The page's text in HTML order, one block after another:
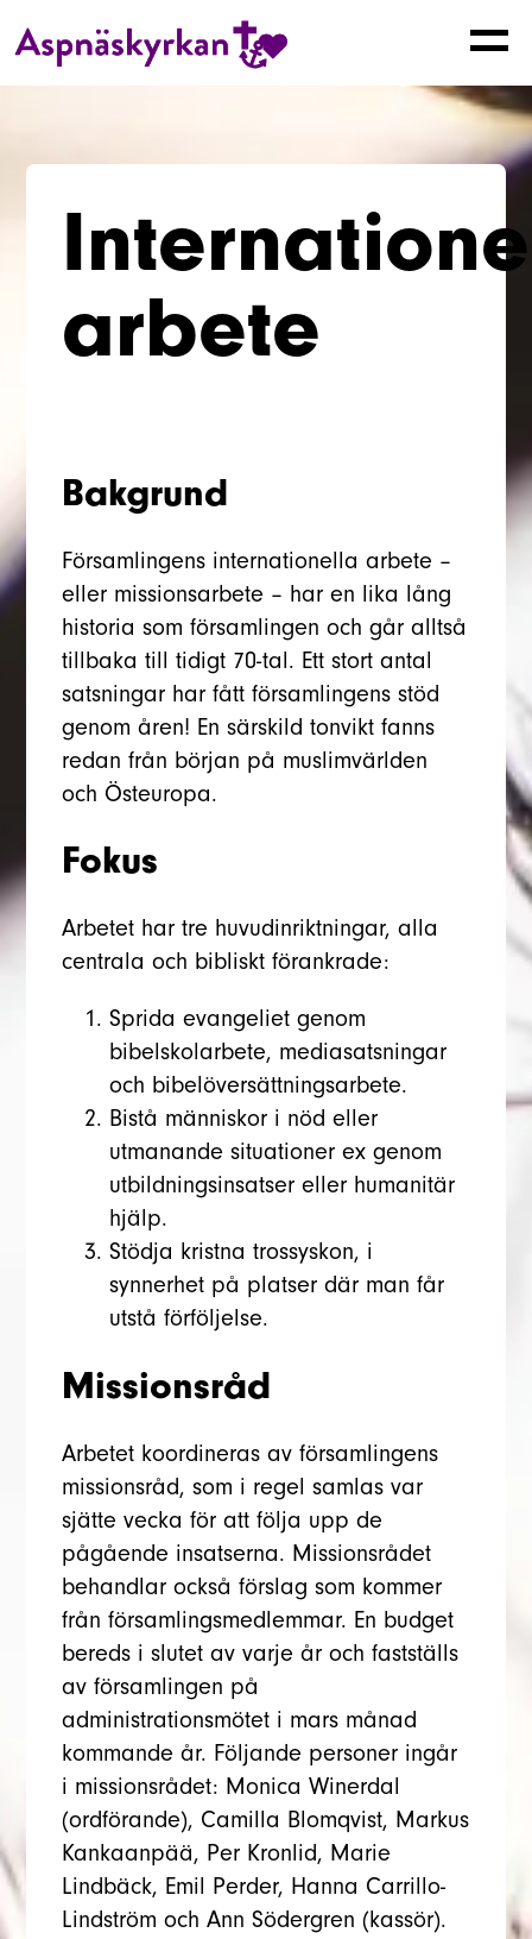
arbete
Bakgrund
Församlingens internationella arbete –
eller missionsarbete – har en lika lång
historia som församlingen och går alltså
tillbaka till tidigt 70-tal. Ett stort antal
satsningar har fått församlingens stöd
genom åren! En särskild tonvikt fanns
redan från början på muslimvärlden
och Östeuropa.
Fokus
Arbetet har tre huvudinriktningar, alla
centrala och bibliskt förankrade:
Sprida evangeliet genom
bibelskolarbete, mediasatsningar
och bibelöversättningsarbete.
Bistå människor i nöd eller
utmanande situationer ex genom
utbildningsinsatser eller humanitär
hjälp.
Stödja kristna trossyskon, i
synnerhet på platser där man får
utstå förföljelse.
Missionsråd
Arbetet koordineras av församlingens
missionsråd, som i regel samlas var
sjätte vecka för att följa upp de
pågående insatserna. Missionsrådet
behandlar också förslag som kommer
från församlingsmedlemmar. En budget
bereds i slutet av varje år och fastställs
av församlingen på
administrationsmötet i mars månad
kommande år. Följande personer ingår
i missionsrådet: Monica Winerdal
(ordförande), Camilla Blomqvist, Markus
Kankaanpää, Per Kronlid, Marie
Lindbäck, Emil Perder, Hanna Carrillo-
Lindström och Ann Södergren (kassör).